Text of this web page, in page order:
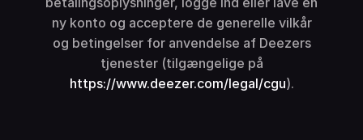
ny konto og acceptere de generelle vilkår
og betingelser for anvendelse af Deezers
tjenester (tilgængelige på
https://www.deezer.com/legal/cgu).